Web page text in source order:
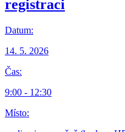
registraci
Datum:
14. 5. 2026
Čas:
9:00 - 12:30
Místo: